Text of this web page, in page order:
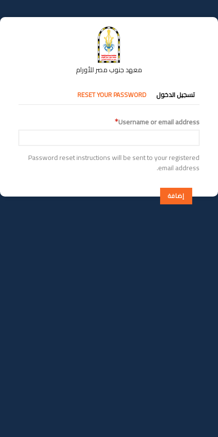
إلى
المحتوى
معهد جنوب مصر للأورام
التبويبات
الأساسية
تسجيل الدخول RESET YOUR PASSWORD
Username or email address
Password reset instructions will be sent to your registered
email address.